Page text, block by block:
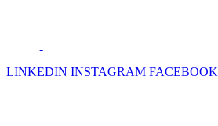
LINKEDIN INSTAGRAM FACEBOOK